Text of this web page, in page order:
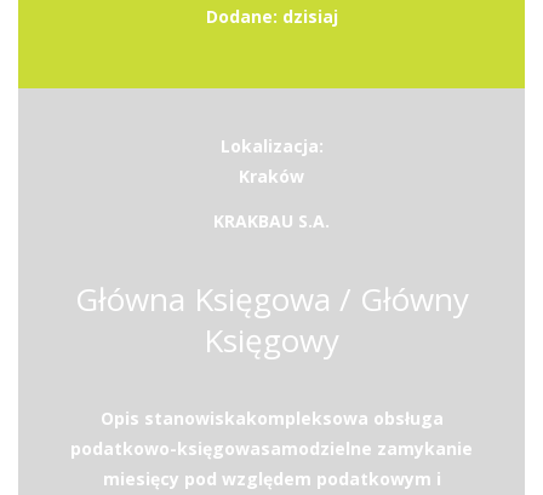
Dodane: dzisiaj
Lokalizacja:
Kraków
KRAKBAU S.A.
Główna Księgowa / Główny
Księgowy
Opis stanowiskakompleksowa obsługa
podatkowo-księgowasamodzielne zamykanie
miesięcy pod względem podatkowym i